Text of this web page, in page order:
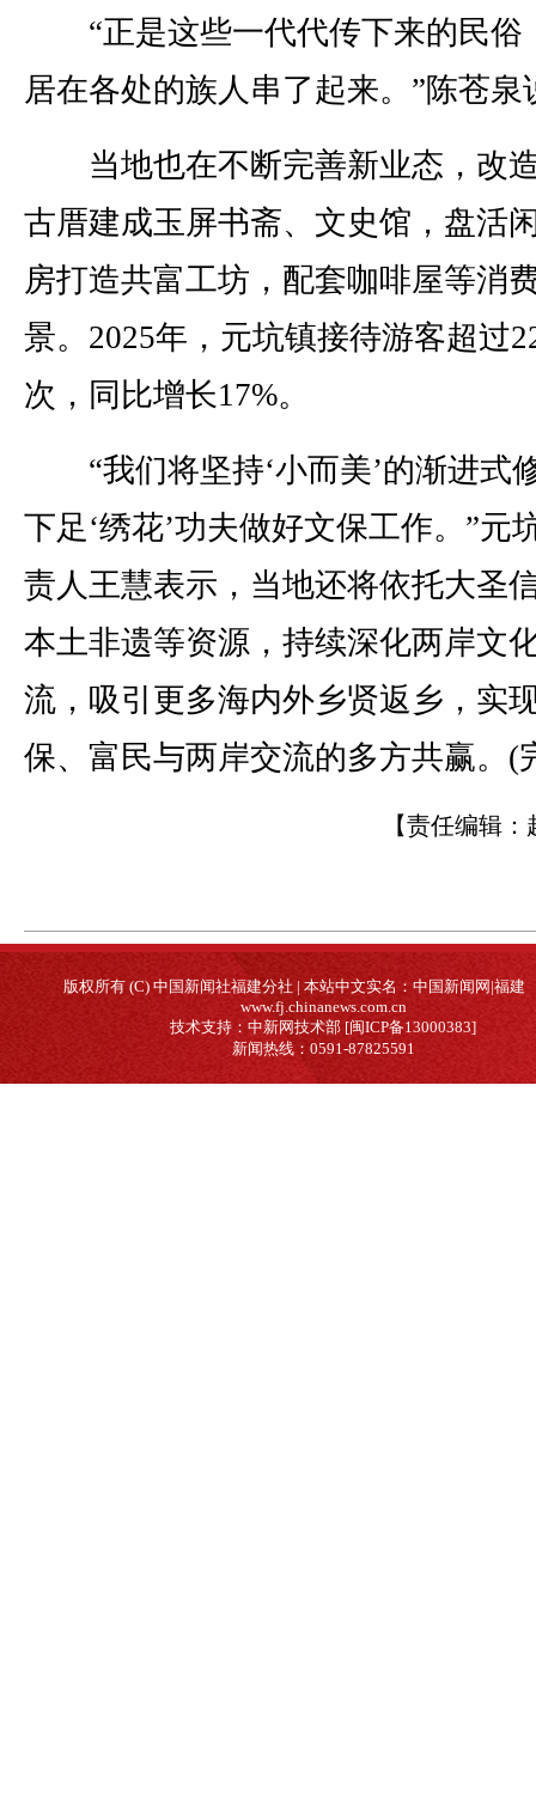
“正是这些一代代传下来的民俗
居在各处的族人串了起来。”陈苍泉
当地也在不断完善新业态，改
古厝建成玉屏书斋、文史馆，盘活
房打造共富工坊，配套咖啡屋等消
景。2025年，元坑镇接待游客超过
次，同比增长17%。
“我们将坚持‘小而美’的渐进式
下足‘绣花’功夫做好文保工作。”元
责人王慧表示，当地还将依托大圣
本土非遗等资源，持续深化两岸文
流，吸引更多海内外乡贤返乡，实
保、富民与两岸交流的多方共赢。(
【责任编辑：
版权所有 (C) 中国新闻社福建分社 | 本站中文实名：中国新闻网|福建
www.fj.chinanews.com.cn
技术支持：中新网技术部 [闽ICP备13000383]
新闻热线：0591-87825591